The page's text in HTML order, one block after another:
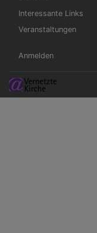
Interessante Links
Veranstaltungen
Benutzermenü
Anmelden